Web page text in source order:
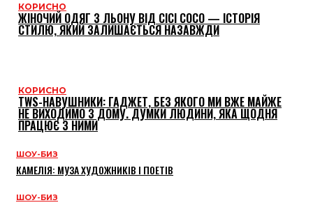
КОРИСНО
ЖІНОЧИЙ ОДЯГ З ЛЬОНУ ВІД CICI COCO — ІСТОРІЯ
СТИЛЮ, ЯКИЙ ЗАЛИШАЄТЬСЯ НАЗАВЖДИ
КОРИСНО
TWS-НАВУШНИКИ: ГАДЖЕТ, БЕЗ ЯКОГО МИ ВЖЕ МАЙЖЕ
НЕ ВИХОДИМО З ДОМУ. ДУМКИ ЛЮДИНИ, ЯКА ЩОДНЯ
ПРАЦЮЄ З НИМИ
ШОУ-БИЗ
КАМЕЛІЯ: МУЗА ХУДОЖНИКІВ І ПОЕТІВ
ШОУ-БИЗ